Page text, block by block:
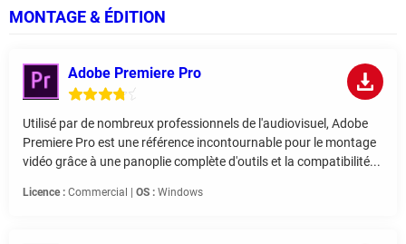
MONTAGE & ÉDITION
Adobe Premiere Pro
Utilisé par de nombreux professionnels de l'audiovisuel, Adobe
Premiere Pro est une référence incontournable pour le montage
vidéo grâce à une panoplie complète d'outils et la compatibilité...
Licence : Commercial | OS : Windows